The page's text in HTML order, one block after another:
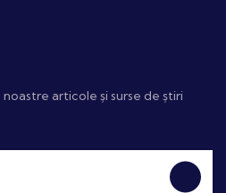
articole și surse de știri